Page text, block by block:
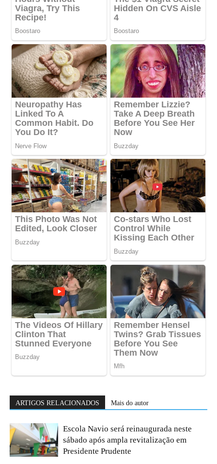
ARTIGOS RELACIONADOS Mais do autor
Escola Navio será reinaugurada neste
sábado após ampla revitalização em
Presidente Prudente